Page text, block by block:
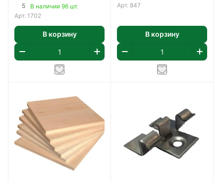
5
В наличии 96 шт.
Арт. 1702
В корзину
Арт. 847
В корзину